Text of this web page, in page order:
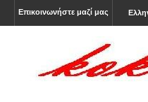
Επικοινωνήστε μαζί μας